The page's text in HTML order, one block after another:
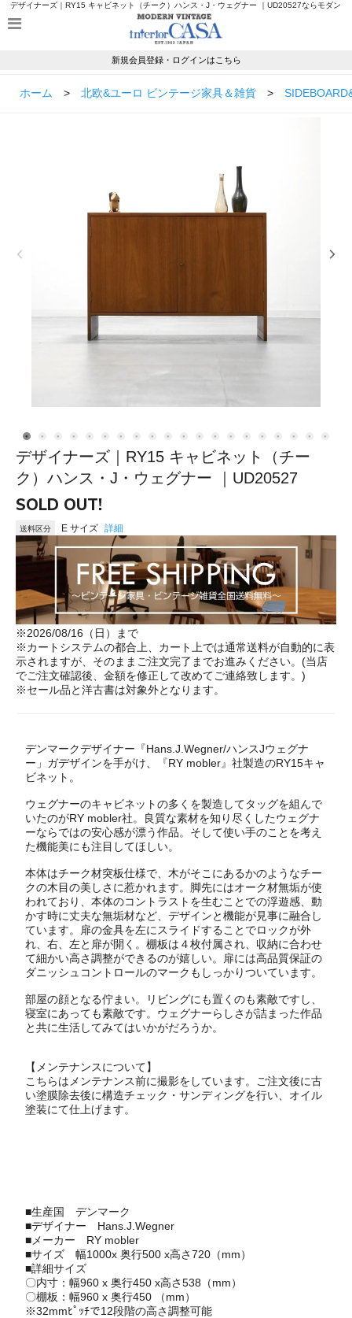
デザイナーズ｜RY15 キャビネット（チーク）ハンス・J・ウェグナー ｜UD20527ならモダン
新規会員登録・ログインはこちら
ホーム > 北欧&ユーロ ビンテージ家具＆雑貨 >
デザイナーズ｜RY15 キャビネット（チー
ク）ハンス・J・ウェグナー ｜UD20527
SOLD OUT!
送料区分 E サイズ 詳細
※2026/08/16（日）まで
※カートシステムの都合上、カート上では通常送料が自動的に表
示されますが、そのままご注文完了までお進みください。(当店
でご注文確認後、金額を修正して改めてご連絡致します。)
※セール品と洋古書は対象外となります。
デンマークデザイナー『Hans.J.Wegner/ハンスJウェグナ
ー」ガデザインを手がけ、『RY mobler』社製造のRY15キャ
ビネット。
ウェグナーのキャビネットの多くを製造してタッグを組んで
いたのがRY mobler社。良質な素材を知り尽くしたウェグナ
ーならではの安心感が漂う作品。そして使い手のことを考え
た機能美にも注目してほしい。
本体はチーク材突板仕様で、木がそこにあるかのようなチー
クの木目の美しさに惹かれます。脚先にはオーク材無垢が使
われており、本体のコントラストを生むことでの浮遊感、動
かす時に丈夫な無垢材など、デザインと機能が見事に融合し
ています。扉の金具を左にスライドすることでロックが外
れ、右、左と扉が開く。棚板は４枚付属され、収納に合わせ
て細かい高さ調整ができるのが嬉しい。扉には高品質保証の
ダニッシュコントロールのマークもしっかりついています。
部屋の顔となる佇まい。リビングにも置くのも素敵ですし、
寝室にあっても素敵です。ウェグナーらしさが詰まった作品
と共に生活してみてはいかがだろうか。
【メンテナンスについて】
こちらはメンテナンス前に撮影をしています。ご注文後に古
い塗膜除去後に構造チェック・サンディングを行い、オイル
塗装にて仕上げます。
■生産国デンマーク
■デザイナー Hans.J.Wegner
■メーカー RY mobler
■サイズ 幅1000x 奥行500 x高さ720（mm）
■詳細サイズ
〇内寸：幅960 x 奥行450 x高さ538（mm）
〇棚板：幅960 x 奥行450 （mm）
※32mmﾋﾟｯﾁで12段階の高さ調整可能